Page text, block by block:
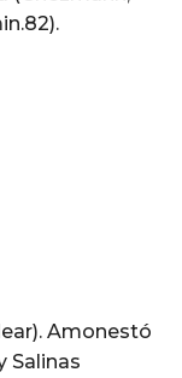
Amonestó
Salinas